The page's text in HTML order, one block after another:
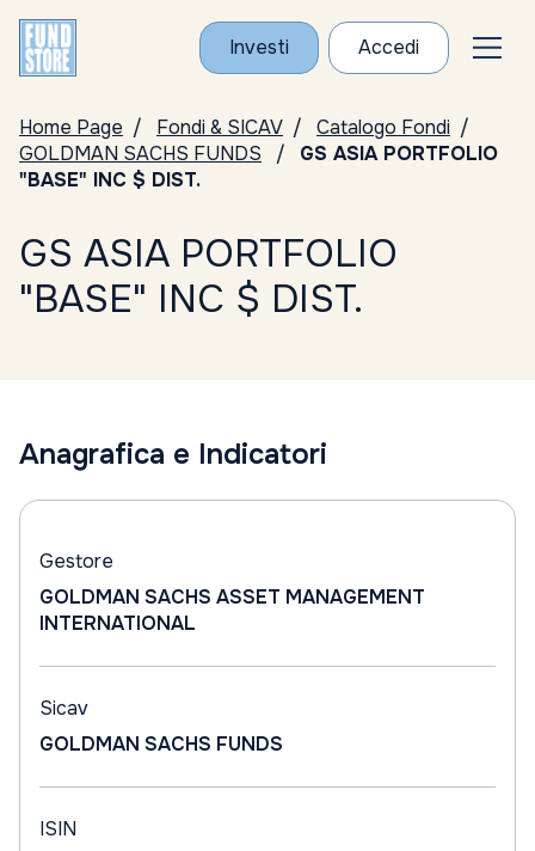
Investi Accedi
Home Page Fondi & SICAV
Catalogo Fondi
GOLDMAN SACHS FUNDS
GS ASIA PORTFOLIO
"BASE" INC $ DIST.
GS ASIA PORTFOLIO
"BASE" INC $ DIST.
Anagrafica e Indicatori
Gestore
GOLDMAN SACHS ASSET MANAGEMENT
INTERNATIONAL
Sicav
GOLDMAN SACHS FUNDS
ISIN